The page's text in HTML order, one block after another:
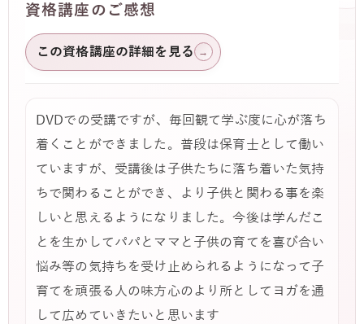
資格講座のご感想
この資格講座の詳細を見る →
DVDでの受講ですが、毎回観て学ぶ度に心が落ち
着くことができました。普段は保育士として働い
ていますが、受講後は子供たちに落ち着いた気持
ちで関わることができ、より子供と関わる事を楽
しいと思えるようになりました。今後は学んだこ
とを生かしてパパとママと子供の育てを喜び合い
悩み等の気持ちを受け止められるようになって子
育てを頑張る人の味方心のより所としてヨガを通
して広めていきたいと思います